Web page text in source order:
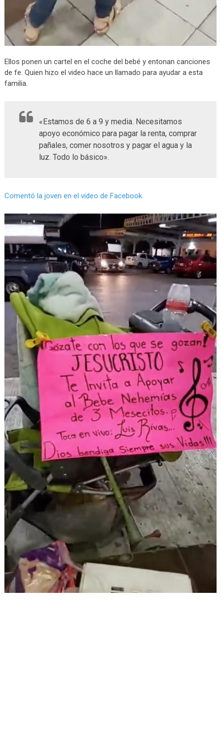
Ellos ponen un cartel en el coche del bebé y entonan canciones
de fe. Quien hizo el video hace un llamado para ayudar a esta
familia.
«Estamos de 6 a 9 y media. Necesitamos
apoyo económico para pagar la renta, comprar
pañales, comer nosotros y pagar el agua y la
luz. Todo lo básico».
Comentó la joven en el video de Facebook.